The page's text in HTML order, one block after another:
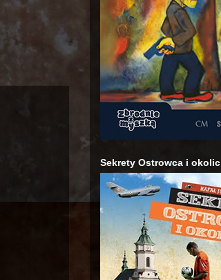
Sekrety Ostrowca i okolic